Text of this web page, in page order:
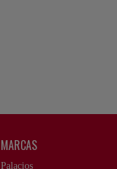
MARCAS
Palacios